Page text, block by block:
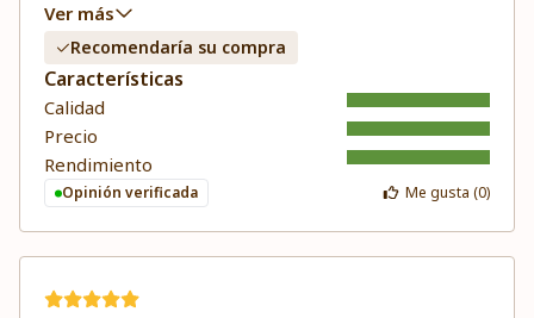
Ver más
Recomendaría su compra
Características
Calidad
Precio
Rendimiento
Opinión verificada Me gusta (0)